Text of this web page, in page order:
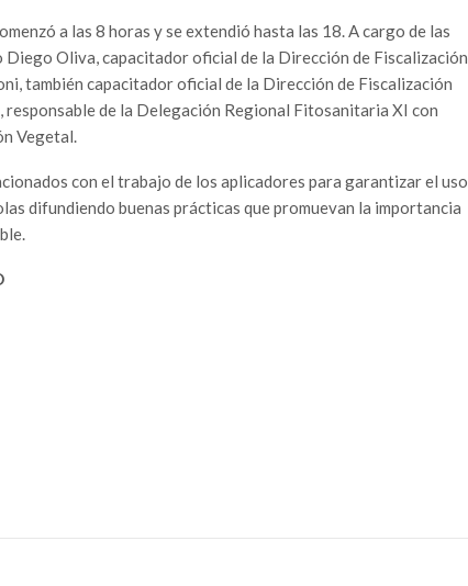
a las 8 horas y se extendió hasta las 18. A cargo de las
Oliva, capacitador oficial de la Dirección de Fiscalización
también capacitador oficial de la Dirección de Fiscalización
de la Delegación Regional Fitosanitaria XI con
Vegetal.
con el trabajo de los aplicadores para garantizar el uso
difundiendo buenas prácticas que promuevan la importancia